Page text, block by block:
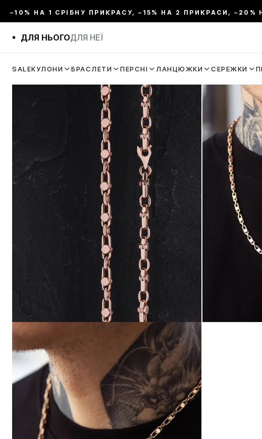
–10% НА 1 СРІБНУ ПРИКРАСУ, –15% НА 2 ПРИКРАСИ,
ДЛЯ НЬОГОДЛЯ НЕЇ
SALEКУЛОНИ БРАСЛЕТИ ПЕРСНІ ЛАНЦЮЖКИ СЕРЕЖКИ